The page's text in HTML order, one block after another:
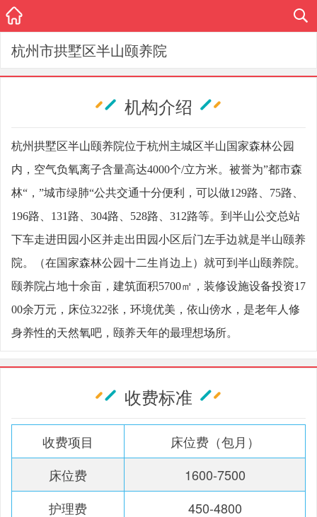
杭州市拱墅区半山颐养院
机构介绍
杭州拱墅区半山颐养院位于杭州主城区半山国家森林公园
内，空气负氧离子含量高达4000个/立方米。被誉为”都市森
林“，”城市绿肺“公共交通十分便利，可以做129路、75路、
196路、131路、304路、528路、312路等。到半山公交总站
下车走进田园小区并走出田园小区后门左手边就是半山颐养
院。（在国家森林公园十二生肖边上）就可到半山颐养院。
颐养院占地十余亩，建筑面积5700㎡，装修设施设备投资17
00余万元，床位322张，环境优美，依山傍水，是老年人修
身养性的天然氧吧，颐养天年的最理想场所。
收费标准
收费项目
床位费（包月）
床位费
1600-7500
护理费
450-4800